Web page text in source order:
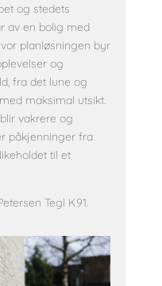
og stedets
av en bolig med
planløsningen byr
og
fra det lune og
maksimal utsikt.
vakrere og
påkjenninger fra
til et
Tegl K91.